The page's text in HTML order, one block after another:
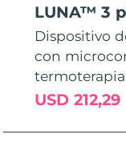
LUNA™ 3
Dispositivo
con
termoterapia
USD 212,29